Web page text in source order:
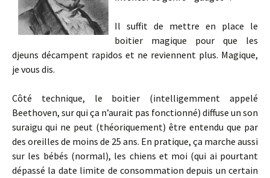
Il suffit de mettre en place le
boitier magique pour que les
djeuns décampent rapidos et ne reviennent plus. Magique,
je vous dis.
Côté technique, le boitier (intelligemment appelé
Beethoven, sur qui ça n’aurait pas fonctionné) diffuse un son
suraigu qui ne peut (théoriquement) être entendu que par
des oreilles de moins de 25 ans. En pratique, ça marche aussi
sur les bébés (normal), les chiens et moi (qui ai pourtant
dépassé la date limite de consommation depuis un certain